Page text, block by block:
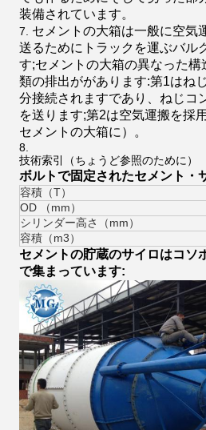
装備されています。
セメントの大箱は一般に空気
送るためにトラックを運ぶバル
す;セメントの大箱の異なった
類の排出ががあります:第1はね
分接続されますであり、ねじコ
を送ります;第2は空気運搬を採
セメントの大箱に）。
技術索引（ちょうど参照のために）
ボルトで固定されたセメント・
容積（T）
OD （mm）
シリンダー高さ（mm）
容積（m3）
セメントの貯蔵のサイロはコソ
で集まっています: